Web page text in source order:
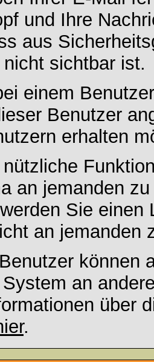
und Ihre
aus
sichtbar ist.
einem
Benutzer
erhalten
an jemanden
Sie
an jemanden
können
System an
über
.